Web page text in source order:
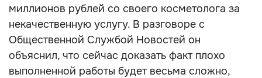
миллионов рублей со своего косметолога за
некачественную услугу. В разговоре с
Общественной Службой Новостей он
объяснил, что сейчас доказать факт плохо
выполненной работы будет весьма сложно,